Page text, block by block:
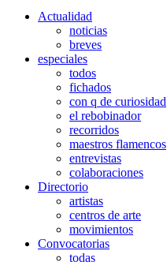
Actualidad
noticias
breves
especiales
todos
fichados
con q de curiosidad
el rebobinador
recorridos
maestros flamencos
entrevistas
colaboraciones
Directorio
artistas
centros de arte
movimientos
Convocatorias
todas